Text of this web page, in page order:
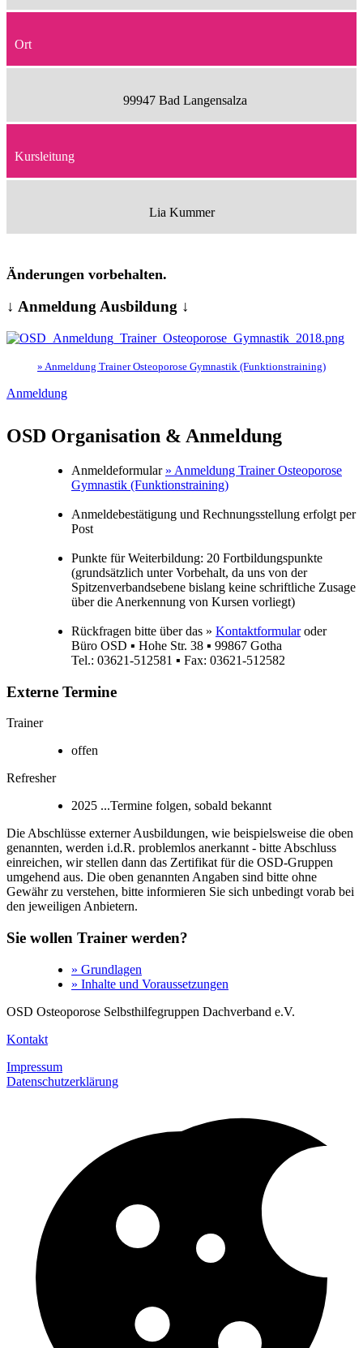
Ort
99947 Bad Langensalza
Kursleitung
Lia Kummer
Änderungen vorbehalten.
↓ Anmeldung Ausbildung ↓
» Anmeldung Trainer Osteoporose Gymnastik (Funktionstraining)
Anmeldung
OSD Organisation & Anmeldung
Anmeldeformular » Anmeldung Trainer Osteoporose
Gymnastik (Funktionstraining)
Anmeldebestätigung und Rechnungsstellung erfolgt per
Post
Punkte für Weiterbildung: 20 Fortbildungspunkte
(grundsätzlich unter Vorbehalt, da uns von der
Spitzenverbandsebene bislang keine schriftliche Zusage
über die Anerkennung von Kursen vorliegt)
Rückfragen bitte über das » Kontaktformularoder
Büro OSD ▪ Hohe Str. 38 ▪ 99867 Gotha
Tel.: 03621-512581 ▪ Fax: 03621-512582
Externe Termine
Trainer
offen
Refresher
2025 ...Termine folgen, sobald bekannt
Die Abschlüsse externer Ausbildungen, wie beispielsweise die oben
genannten, werden i.d.R. problemlos anerkannt - bitte Abschluss
einreichen, wir stellen dann das Zertifikat für die OSD-Gruppen
umgehend aus. Die oben genannten Angaben sind bitte ohne
Gewähr zu verstehen, bitte informieren Sie sich unbedingt vorab bei
den jeweiligen Anbietern.
Sie wollen Trainer werden?
» Grundlagen
» Inhalte und Voraussetzungen
OSD Osteoporose Selbsthilfegruppen Dachverband e.V.
Kontakt
Impressum
Datenschutzerklärung